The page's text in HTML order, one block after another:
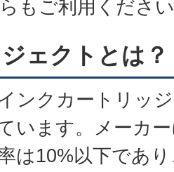
もご利用くださ
ェクトとは？
ンクカートリッ
います。メーカ
は10%以下であ